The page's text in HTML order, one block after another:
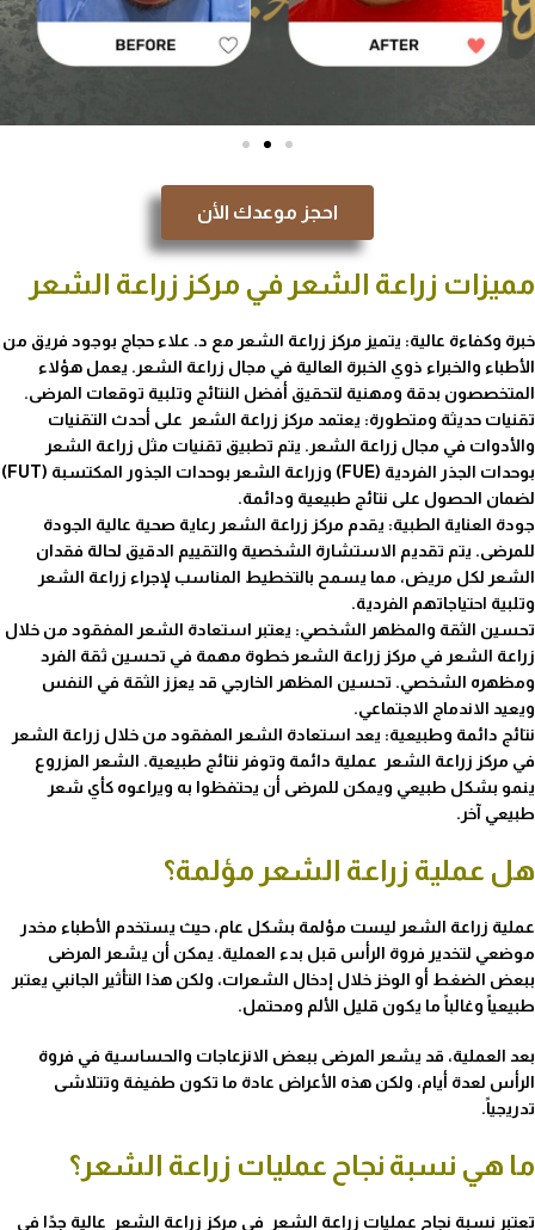
احجز موعدك الأن
مميزات زراعة الشعر في مركز زراعة الشعر
خبرة وكفاءة عالية: يتميز مركز زراعة الشعر مع د. علاء حجاج بوجود فريق من
الأطباء والخبراء ذوي الخبرة العالية في مجال زراعة الشعر. يعمل هؤلاء
المتخصصون بدقة ومهنية لتحقيق أفضل النتائج وتلبية توقعات المرضى.
تقنيات حديثة ومتطورة: يعتمد مركز زراعة الشعر على أحدث التقنيات
والأدوات في مجال زراعة الشعر. يتم تطبيق تقنيات مثل زراعة الشعر
بوحدات الجذر الفردية (FUE) وزراعة الشعر بوحدات الجذور المكتسبة (FUT)
لضمان الحصول على نتائج طبيعية ودائمة.
جودة العناية الطبية: يقدم مركز زراعة الشعر رعاية صحية عالية الجودة
للمرضى. يتم تقديم الاستشارة الشخصية والتقييم الدقيق لحالة فقدان
الشعر لكل مريض، مما يسمح بالتخطيط المناسب لإجراء زراعة الشعر
وتلبية احتياجاتهم الفردية.
تحسين الثقة والمظهر الشخصي: يعتبر استعادة الشعر المفقود من خلال
زراعة الشعر في مركز زراعة الشعر خطوة مهمة في تحسين ثقة الفرد
ومظهره الشخصي. تحسين المظهر الخارجي قد يعزز الثقة في النفس
ويعيد الاندماج الاجتماعي.
نتائج دائمة وطبيعية: يعد استعادة الشعر المفقود من خلال زراعة الشعر
في مركز زراعة الشعر عملية دائمة وتوفر نتائج طبيعية. الشعر المزروع
ينمو بشكل طبيعي ويمكن للمرضى أن يحتفظوا به ويراعوه كأي شعر
طبيعي آخر.
هل عملية زراعة الشعر مؤلمة؟
عملية زراعة الشعر ليست مؤلمة بشكل عام، حيث يستخدم الأطباء مخدر
موضعي لتخدير فروة الرأس قبل بدء العملية. يمكن أن يشعر المرضى
ببعض الضغط أو الوخز خلال إدخال الشعرات، ولكن هذا التأثير الجانبي يعتبر
طبيعياً وغالباً ما يكون قليل الألم ومحتمل.
بعد العملية، قد يشعر المرضى ببعض الانزعاجات والحساسية في فروة
الرأس لعدة أيام، ولكن هذه الأعراض عادة ما تكون طفيفة وتتلاشى
تدريجياً.
ما هي نسبة نجاح عمليات زراعة الشعر؟
تعتبر نسبة نجاح عمليات زراعة الشعر في مركز زراعة الشعر عالية جدًا في